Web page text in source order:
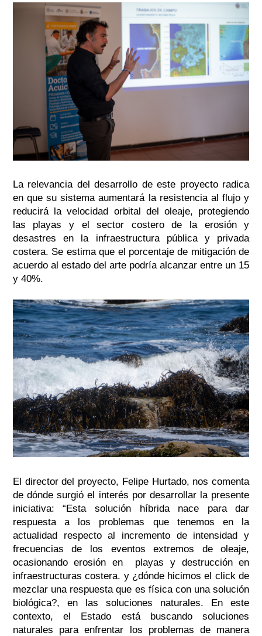
La relevancia del desarrollo de este proyecto radica
en que su sistema aumentará la resistencia al flujo y
reducirá la velocidad orbital del oleaje, protegiendo
las playas y el sector costero de la erosión y
desastres en la infraestructura pública y privada
costera. Se estima que el porcentaje de mitigación de
acuerdo al estado del arte podría alcanzar entre un 15
y 40%.
El director del proyecto, Felipe Hurtado, nos comenta
de dónde surgió el interés por desarrollar la presente
iniciativa:“Esta solución híbrida nace para dar
respuesta a los problemas que tenemos en la
actualidad respecto al incremento de intensidad y
frecuencias de los eventos extremos de oleaje,
ocasionando erosión en playas y destrucción en
infraestructuras costera. y ¿dónde hicimos el click de
mezclar una respuesta que es física con una solución
biológica?, en las soluciones naturales. En este
contexto, el Estado está buscando soluciones
naturales para enfrentar los problemas de manera